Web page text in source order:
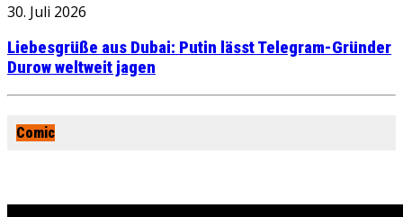
30. Juli 2026
Liebesgrüße aus Dubai: Putin lässt Telegram-Gründer
Durow weltweit jagen
Comic